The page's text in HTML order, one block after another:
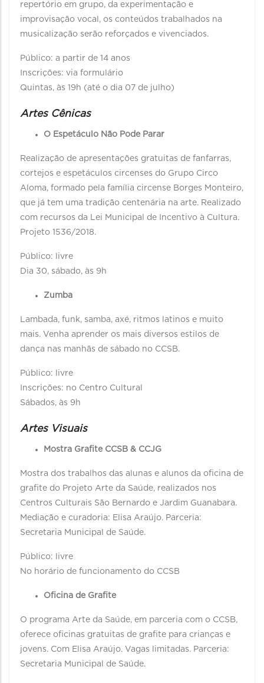
repertório em grupo, da experimentação e
improvisação vocal, os conteúdos trabalhados na
musicalização serão reforçados e vivenciados.
Público: a partir de 14 anos
Inscrições: via formulário
Quintas, às 19h (até o dia 07 de julho)
Artes Cênicas
O Espetáculo Não Pode Parar
Realização de apresentações gratuitas de fanfarras,
cortejos e espetáculos circenses do Grupo Circo
Aloma, formado pela família circense Borges Monteiro,
que já tem uma tradição centenária na arte. Realizado
com recursos da Lei Municipal de Incentivo à Cultura.
Projeto 1536/2018.
Público: livre
Dia 30, sábado, às 9h
Zumba
Lambada, funk, samba, axé, ritmos latinos e muito
mais. Venha aprender os mais diversos estilos de
dança nas manhãs de sábado no CCSB.
Público: livre
Inscrições: no Centro Cultural
Sábados, às 9h
Artes Visuais
Mostra Grafite CCSB & CCJG
Mostra dos trabalhos das alunas e alunos da oficina de
grafite do Projeto Arte da Saúde, realizados nos
Centros Culturais São Bernardo e Jardim Guanabara.
Mediação e curadoria: Elisa Araújo. Parceria:
Secretaria Municipal de Saúde.
Público: livre
No horário de funcionamento do CCSB
Oficina de Grafite
O programa Arte da Saúde, em parceria com o CCSB,
oferece oficinas gratuitas de grafite para crianças e
jovens. Com Elisa Araújo. Vagas limitadas. Parceria:
Secretaria Municipal de Saúde.